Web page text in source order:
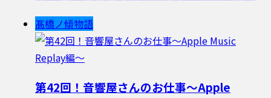
髙橋ノ傾物語
第42回！音響屋さんのお仕事〜Apple